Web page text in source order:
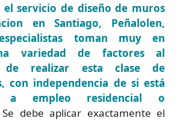
el servicio de diseño de muros
en Santiago, Peñalolen,
toman muy en
variedad de factores al
de realizar esta clase de
con independencia de si está
a empleo residencial o
Se debe aplicar exactamente el